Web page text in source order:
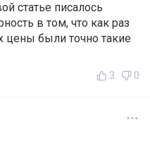
статье писалось
в том, что как раз
цены были точно такие
3 0